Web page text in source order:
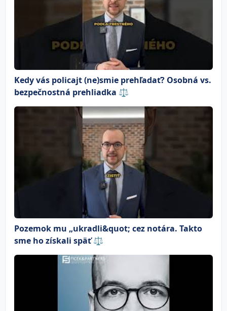
Kedy vás policajt (ne)smie prehľadať? Osobná vs.
bezpečnostná prehliadka ⚖️
Pozemok mu „ukradli&quot; cez notára. Takto
sme ho získali späť ⚖️